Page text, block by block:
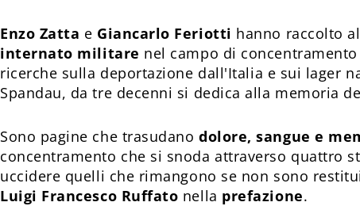
Enzo Zatta e Giancarlo Feriotti hanno raccolto
internato militare nel campo di
ricerche sulla deportazione dall'Italia e sui lager
Spandau, da tre decenni si dedica alla memoria
Sono pagine che trasudanodolore, sangue e
concentramento che si snoda attraverso quattro
uccidere quelli che rimangono se non sono
Luigi Francesco Ruffato nella prefazione.